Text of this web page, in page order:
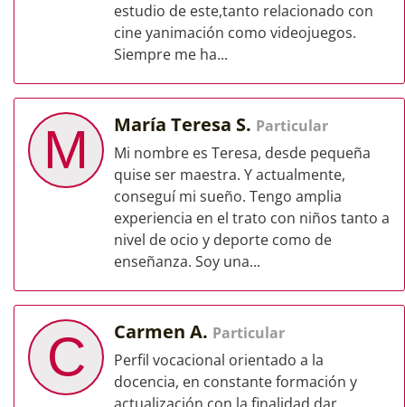
estudio de este,tanto relacionado con
cine yanimación como videojuegos.
Siempre me ha...
M María Teresa S. Particular
Mi nombre es Teresa, desde pequeña
quise ser maestra. Y actualmente,
conseguí mi sueño. Tengo amplia
experiencia en el trato con niños tanto a
nivel de ocio y deporte como de
enseñanza. Soy una...
C Carmen A. Particular
Perfil vocacional orientado a la
docencia, en constante formación y